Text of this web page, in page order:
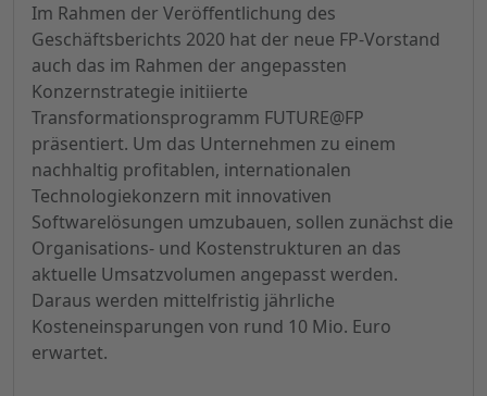
Im Rahmen der Veröffentlichung des
Geschäftsberichts 2020 hat der neue FP-Vorstand
auch das im Rahmen der angepassten
Konzernstrategie initiierte
Transformationsprogramm FUTURE@FP
präsentiert. Um das Unternehmen zu einem
nachhaltig profitablen, internationalen
Technologiekonzern mit innovativen
Softwarelösungen umzubauen, sollen zunächst die
Organisations- und Kostenstrukturen an das
aktuelle Umsatzvolumen angepasst werden.
Daraus werden mittelfristig jährliche
Kosteneinsparungen von rund 10 Mio. Euro
erwartet.